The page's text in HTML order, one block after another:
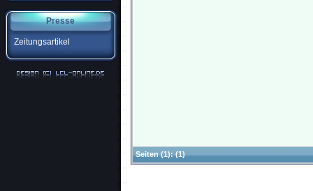
Presse
Zeitungsartikel
Seiten(1):(1)